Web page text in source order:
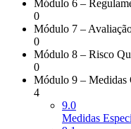
Módulo 6 –
0
Módulo 7 –
0
Módulo 8 – Risco
0
Módulo 9 – Medidas
4
9.0
Medidas